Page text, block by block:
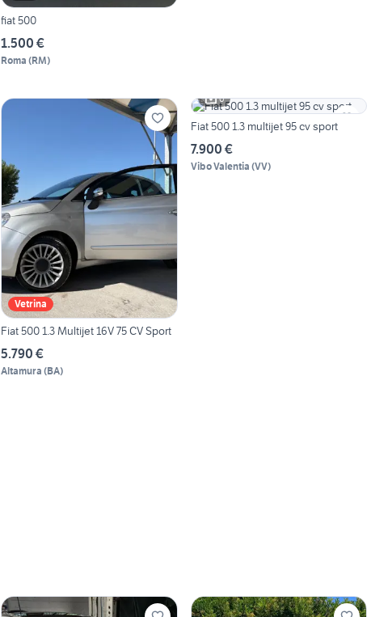
fiat 500
1.500 €
Roma (RM)
Vetrina
Fiat 500 1.3 Multijet 16V 75 CV Sport
5.790 €
Altamura (BA)
6
Fiat 500 1.3 multijet 95 cv sport
7.900 €
Vibo Valentia (VV)